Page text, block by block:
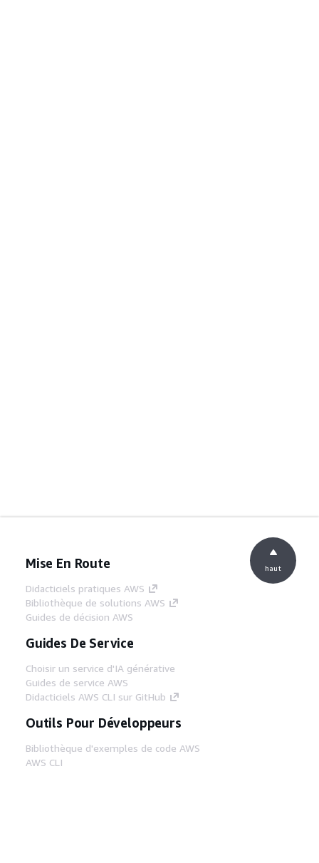
Mise En Route
Didacticiels pratiques AWS
Bibliothèque de solutions AWS
Guides de décision AWS
Guides De Service
Choisir un service d'IA générative
Guides de service AWS
Didacticiels AWS CLI sur GitHub
Outils Pour Développeurs
Bibliothèque d'exemples de code AWS
AWS CLI
haut